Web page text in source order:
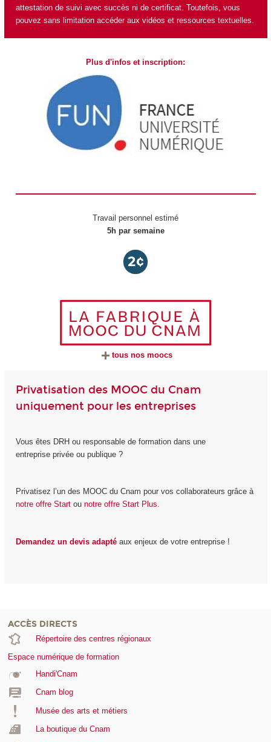
attestation de suivi avec succès ni de certificat. Toutefois, vous
pouvez sans limitation accéder aux vidéos et ressources textuelles.
Plus d'infos et inscription:
Travail personnel estimé
5h par semaine
tous nos moocs
Privatisation des MOOC du Cnam
uniquement pour les entreprises
Vous êtes DRH ou responsable de formation dans une
entreprise privée ou publique ?
Privatisez l’un des MOOC du Cnam pour vos collaborateurs grâce à
notre offre Startou notre offre Start Plus.
Demandez un devis adaptéaux enjeux de votre entreprise !
ACCÈS DIRECTS
Répertoire des centres régionaux
Espace numérique de formation
Handi'Cnam
Cnam blog
Musée des arts et métiers
La boutique du Cnam